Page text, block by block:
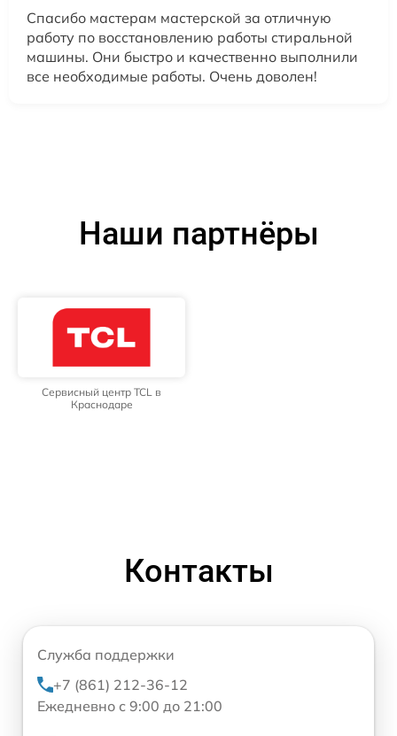
Спасибо мастерам мастерской за отличную
работу по восстановлению работы стиральной
машины. Они быстро и качественно выполнили
все необходимые работы. Очень доволен!
Наши партнёры
Сервисный центр TCL в
Краснодаре
Контакты
Служба поддержки
+7 (861) 212-36-12
Ежедневно с 9:00 до 21:00